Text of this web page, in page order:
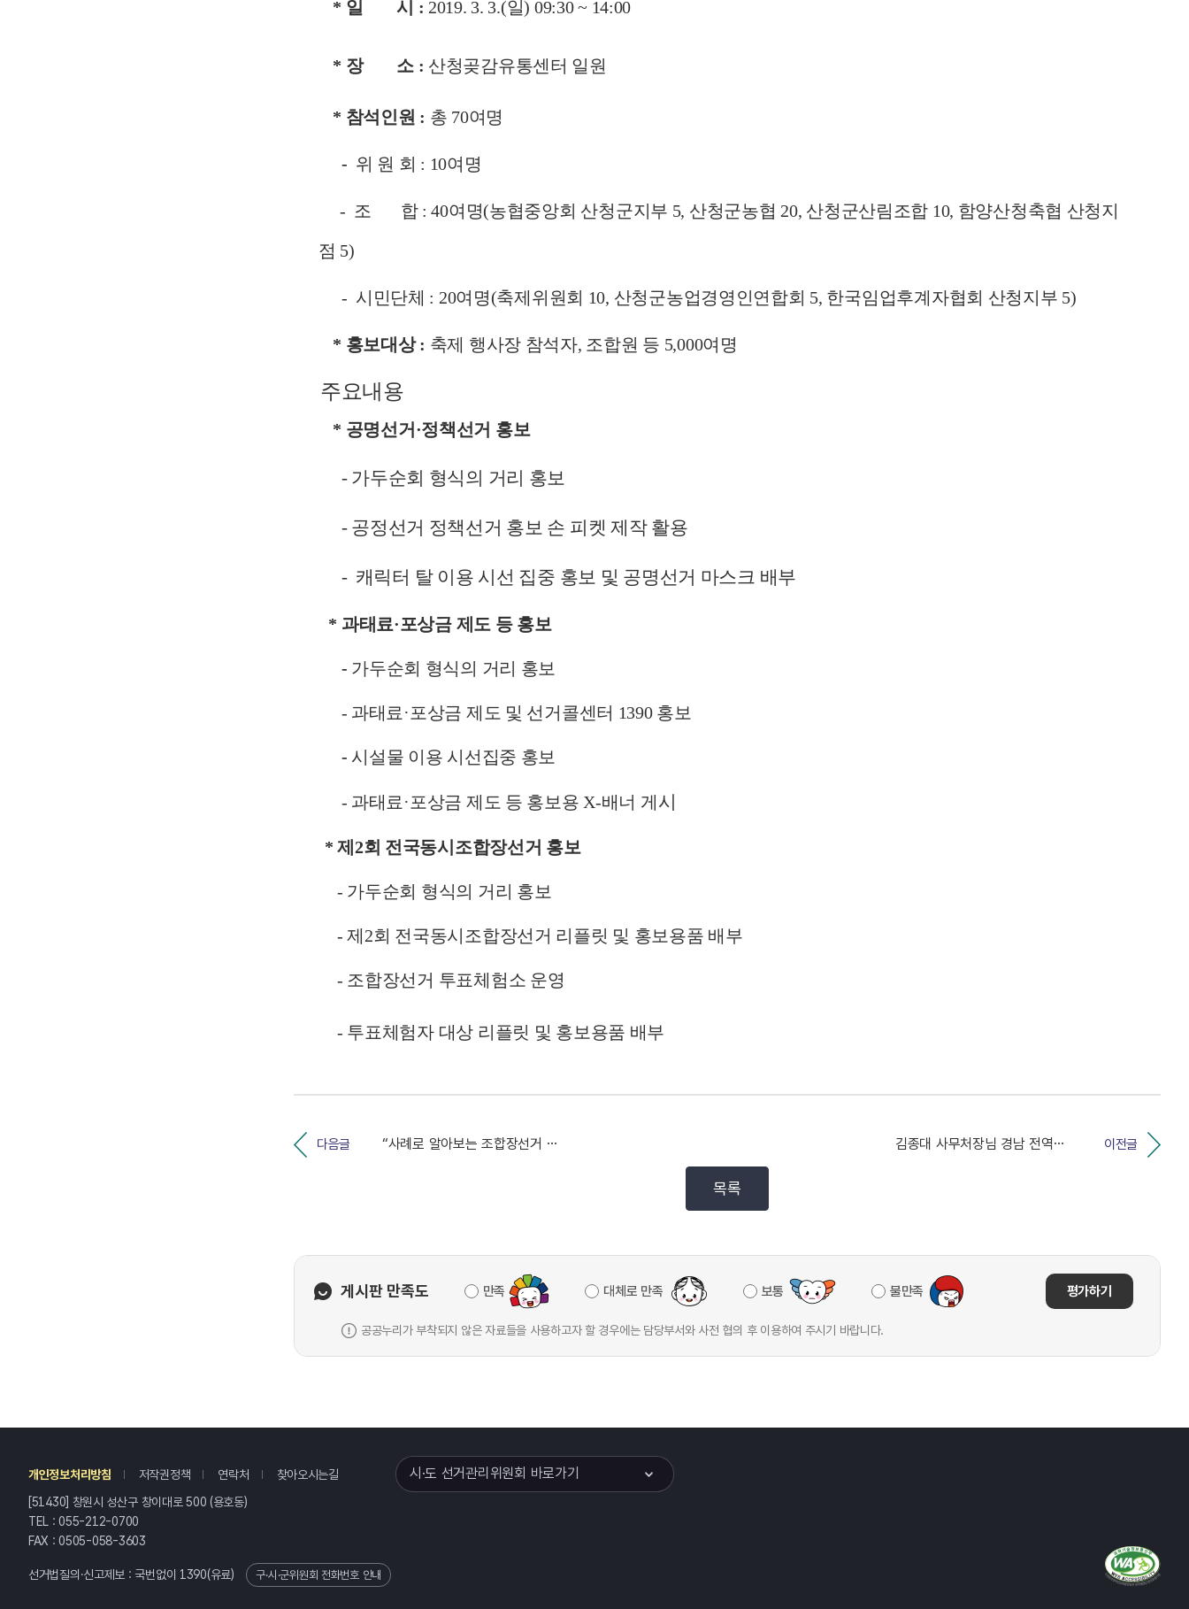
* 일 시 : 2019. 3. 3.(일) 09:30 ~ 14:00
* 장 소 : 산청곶감유통센터 일원
* 참석인원 : 총 70여명
- 위 원 회 : 10여명
- 조 합 :40여명(농협중앙회 산청군지부 5, 산청군농협 20, 산청군산림조합 10, 함양산청축협 산청지
점 5)
- 시민단체 : 20여명(축제위원회 10, 산청군농업경영인연합회 5, 한국임업후계자협회 산청지부 5)
* 홍보대상 : 축제 행사장 참석자, 조합원 등 5,000여명
주요내용
* 공명선거·정책선거 홍보
- 가두순회 형식의 거리 홍보
- 공정선거 정책선거 홍보 손 피켓 제작 활용
- 캐릭터 탈 이용 시선 집중 홍보 및 공명선거 마스크 배부
* 과태료·포상금 제도 등 홍보
- 가두순회 형식의 거리 홍보
- 과태료·포상금 제도 및 선거콜센터 1390 홍보
- 시설물 이용 시선집중 홍보
- 과태료·포상금 제도 등 홍보용 X-배너 게 시
* 제2회 전국동시조합장선거 홍보
- 가두순회 형식의 거리 홍보
- 제2회 전국동시조합장선거 리플릿 및 홍보용품 배부
- 조합장선거 투표체험소 운영
- 투표체험자 대상 리플릿 및 홍보용품 배부
다음글 “사례로 알아보는 조합장선거 위반사례” 웹툰 연재 이전글
김종대 사무처장님 경남 전역에 깨끗한 선거를 외치다!!...
목록
게시판 만족도 만족 대체로 만족 보통 불만족 평가하기
공공누리가 부착되지 않은 자료들을 사용하고자 할 경우에는 담당부서와 사전 협의 후 이용하여 주시기 바랍니다.
개인정보처리방침 저작권정책 연락처 찾아오시는길 시·도 선거관리위원회 바로가기
[51430] 창원시 성산구 창이대로 500 (용호동)
TEL : 055-212-0700
FAX : 0505-058-3603
선거법질의·신고제보 : 국번없이 1390(유료) 구·시·군위원회 전화번호 안내